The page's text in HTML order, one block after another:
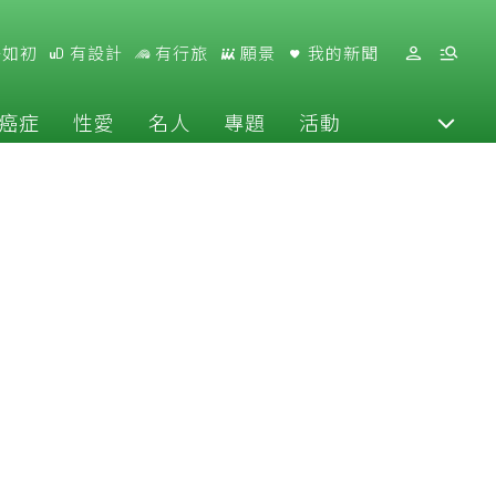
初 有設計 有行旅 願景 我的新聞
症 性愛 名人 專題 活動